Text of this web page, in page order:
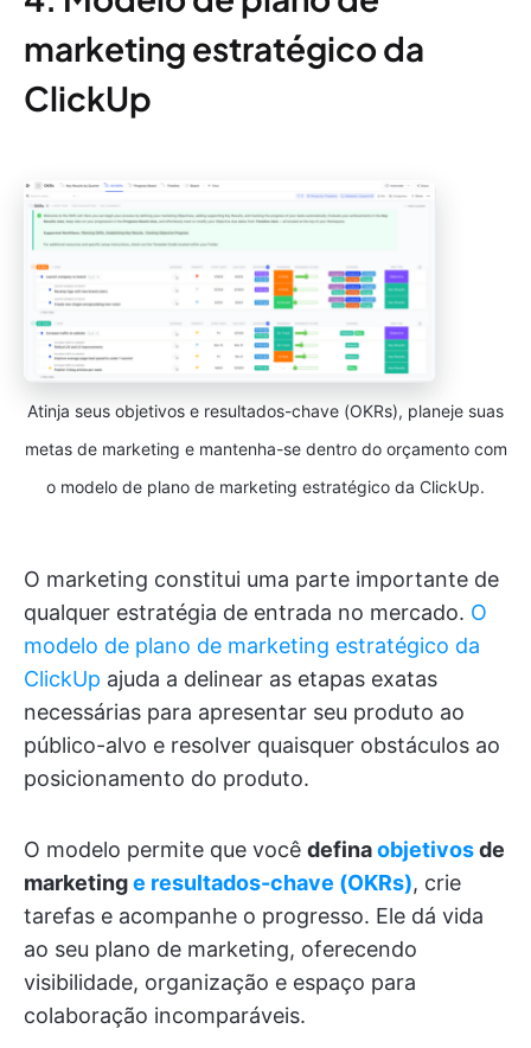
marketing estratégico da
ClickUp
Atinja seus objetivos e resultados-chave (OKRs), planeje suas
metas de marketing e mantenha-se dentro do orçamento com
o modelo de plano de marketing estratégico da ClickUp.
O marketing constitui uma parte importante de
qualquer estratégia de entrada no mercado. O
modelo de plano de marketing estratégico da
ClickUp ajuda a delinear as etapas exatas
necessárias para apresentar seu produto ao
público-alvo e resolver quaisquer obstáculos ao
posicionamento do produto.
O modelo permite que você definaobjetivosde
marketinge resultados-chave (OKRs), crie
tarefas e acompanhe o progresso. Ele dá vida
ao seu plano de marketing, oferecendo
visibilidade, organização e espaço para
colaboração incomparáveis.